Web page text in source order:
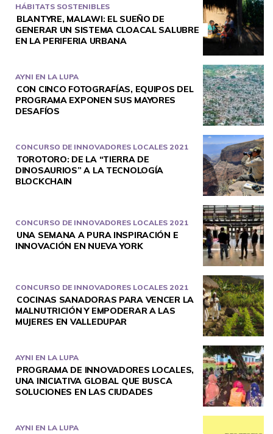
HÁBITATS SOSTENIBLES
BLANTYRE, MALAWI: EL SUEÑO DE
GENERAR UN SISTEMA CLOACAL SALUBRE
EN LA PERIFERIA URBANA
AYNI EN LA LUPA
CON CINCO FOTOGRAFÍAS, EQUIPOS DEL
PROGRAMA EXPONEN SUS MAYORES
DESAFÍOS
CONCURSO DE INNOVADORES LOCALES 2021
TOROTORO: DE LA “TIERRA DE
DINOSAURIOS” A LA TECNOLOGÍA
BLOCKCHAIN
CONCURSO DE INNOVADORES LOCALES 2021
UNA SEMANA A PURA INSPIRACIÓN E
INNOVACIÓN EN NUEVA YORK
CONCURSO DE INNOVADORES LOCALES 2021
COCINAS SANADORAS PARA VENCER LA
MALNUTRICIÓN Y EMPODERAR A LAS
MUJERES EN VALLEDUPAR
AYNI EN LA LUPA
PROGRAMA DE INNOVADORES LOCALES,
UNA INICIATIVA GLOBAL QUE BUSCA
SOLUCIONES EN LAS CIUDADES
AYNI EN LA LUPA